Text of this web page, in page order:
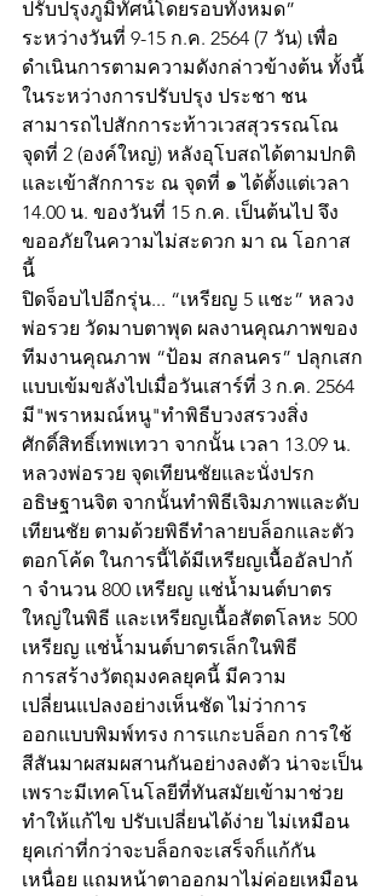
ปรับปรุงภูมิทัศน์โดยรอบทั้งหมด”
ระหว่างวันที่ 9-15 ก.ค. 2564 (7 วัน) เพื่อ
ดำเนินการตามความดังกล่าวข้างต้น ทั้งนี้
ในระหว่างการปรับปรุง ประชา ชน
สามารถไปสักการะท้าวเวสสุวรรณโณ
จุดที่ 2 (องค์ใหญ่) หลังอุโบสถได้ตามปกติ
และเข้าสักการะ ณ จุดที่ ๑ ได้ตั้งแต่เวลา
14.00 น. ของวันที่ 15 ก.ค. เป็นต้นไป จึง
ขออภัยในความไม่สะดวก มา ณ โอกาส
นี้
ปิดจ็อบไปอีกรุ่น... “เหรียญ 5 แชะ” หลวง
พ่อรวย วัดมาบตาพุด ผลงานคุณภาพของ
ทีมงานคุณภาพ “ป้อม สกลนคร” ปลุกเสก
แบบเข้มขลังไปเมื่อวันเสาร์ที่ 3 ก.ค. 2564
มี"พราหมณ์หนู"ทำพิธีบวงสรวงสิ่ง
ศักดิ์สิทธิ์เทพเทวา จากนั้น เวลา 13.09 น.
หลวงพ่อรวย จุดเทียนชัยและนั่งปรก
อธิษฐานจิต จากนั้นทำพิธีเจิมภาพและดับ
เทียนชัย ตามด้วยพิธีทำลายบล็อกและตัว
ตอกโค้ด ในการนี้ได้มีเหรียญเนื้ออัลปาก้
า จำนวน 800 เหรียญ แช่น้ำมนต์บาตร
ใหญ่ในพิธี และเหรียญเนื้อสัตตโลหะ 500
เหรียญ แช่น้ำมนต์บาตรเล็กในพิธี
การสร้างวัตถุมงคลยุคนี้ มีความ
เปลี่ยนแปลงอย่างเห็นชัด ไม่ว่าการ
ออกแบบพิมพ์ทรง การแกะบล็อก การใช้
สีสันมาผสมผสานกันอย่างลงตัว น่าจะเป็น
เพราะมีเทคโนโลยีที่ทันสมัยเข้ามาช่วย
ทำให้แก้ไข ปรับเปลี่ยนได้ง่าย ไม่เหมือน
ยุคเก่าที่กว่าจะบล็อกจะเสร็จก็แก้กัน
เหนื่อย แถมหน้าตาออกมาไม่ค่อยเหมือน